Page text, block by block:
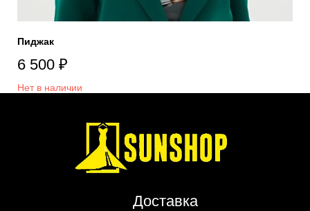
Пиджак
6 500 ₽
Нет в наличии
Доставка